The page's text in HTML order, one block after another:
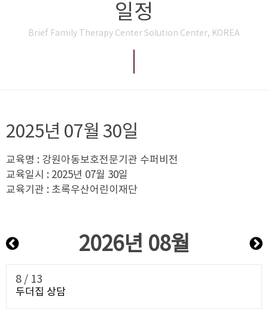
일정
Brief Family Therapy Center Solution Center, KOREA
2025년 07월 30일
교육명 : 강원아동보호전문기관 수퍼비전
교육일시 : 2025년 07월 30일
교육기관 : 초록우산어린이재단
2026년 08월
8 / 13
두더집 상담